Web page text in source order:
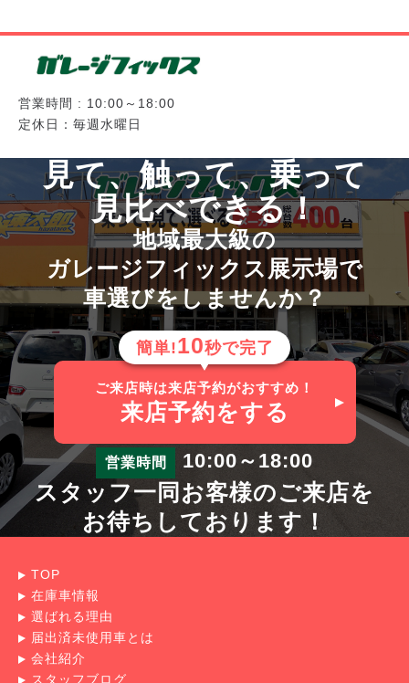
営業時間 : 10:00～18:00
定休日：毎週水曜日
見て、触って、乗って
見比べできる！
地域最大級の
ガレージフィックス展示場で
車選びをしませんか？
簡単!10秒で完了
ご来店時は来店予約がおすすめ！
来店予約をする
営業時間 10:00～18:00
スタッフ一同お客様のご来店を
お待ちしております！
TOP
在庫車情報
選ばれる理由
届出済未使用車とは
会社紹介
スタッフブログ